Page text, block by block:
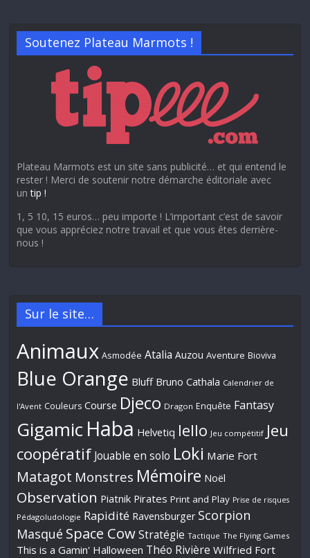
Soutenez Plateau Marmots !
Plateau Marmots est un site sans publicité… et qui entend le
rester ! Merci de soutenir notre démarche éditoriale avec
untip !
1, 5 10, 15 euros… peu importe ! L’important c’est de savoir
que vous appréciez notre travail et que vous êtes derrière-
nous !
Sur le site…
Animaux Asmodée Atalia Auzou Aventure Bioviva
Blue Orange Bluff Bruno Cathala Calendrier de
l'Avent Couleurs Course Djeco Dragon Enquête Fantasy
Gigamic Haba Helvetiq Iello Jeu compétitif Jeu
coopératif Jouable en solo Loki Marie Fort
Matagot Monstres Mémoire Noël
Observation Piatnik Pirates Print and Play Prise de risques
Pédagoludologie Rapidité Ravensburger Scorpion
Masqué Space Cow Stratégie Tactique The Flying Games
This is a Gamin' Halloween Théo Rivière Wilfried Fort